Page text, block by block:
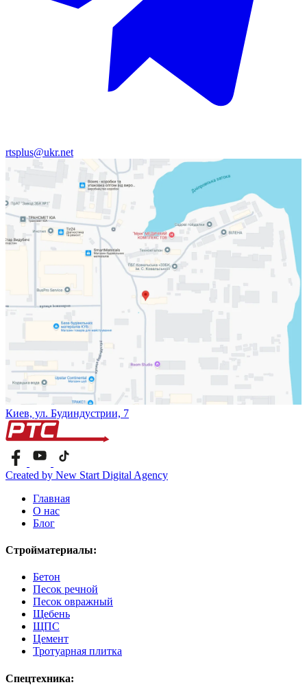
rtsplus@ukr.net
Киев, ул. Будиндустрии, 7
Created by New Start Digital Agency
Главная
О нас
Блог
Стройматериалы:
Бетон
Песок речной
Песок овражный
Щебень
ЩПС
Цемент
Тротуарная плитка
Спецтехника: